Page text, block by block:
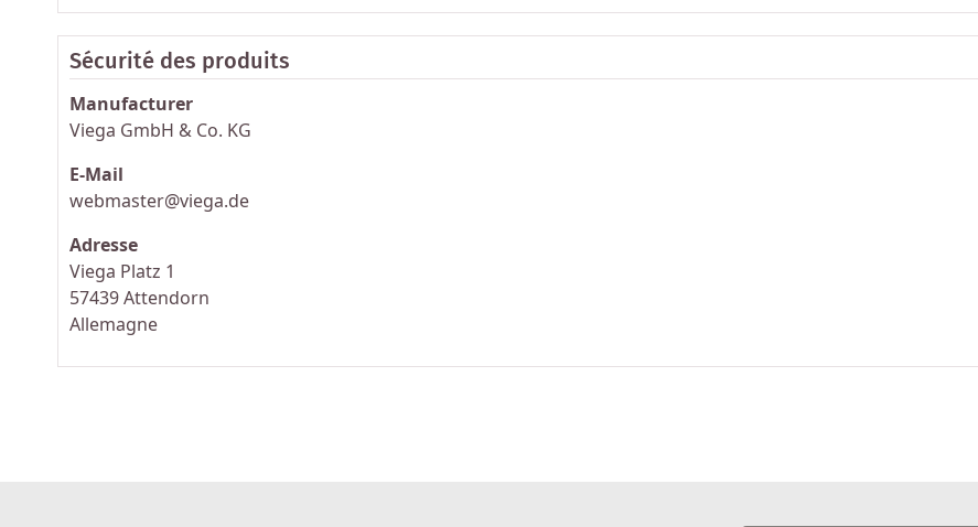
Sécurité des produits
Manufacturer
Viega GmbH & Co. KG
E-Mail
webmaster@viega.de
Adresse
Viega Platz 1
57439 Attendorn
Allemagne